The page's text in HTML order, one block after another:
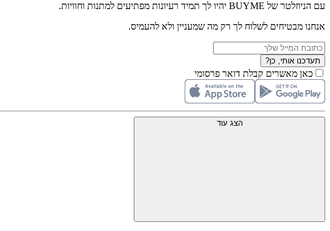
עם הניוזלטר של BUYME יהיו לך תמיד רעיונות מפתיעים למתנות וחוויות.
אנחנו מבטיחים לשלוח לך רק מה שמעניין ולא להעמיס.
תעדכנו אותי, כן?
כאן מאשרים קבלת דואר פרסומי
הצג עוד